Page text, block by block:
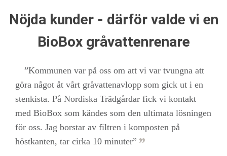
Nöjda kunder - därför valde vi en
BioBox gråvattenrenare
”Kommunen var på oss om att vi var tvungna att
göra något åt vårt gråvattenavlopp som gick ut i en
stenkista. På Nordiska Trädgårdar fick vi kontakt
med BioBox som kändes som den ultimata lösningen
för oss. Jag borstar av filtren i komposten på
höstkanten, tar cirka 10 minuter”